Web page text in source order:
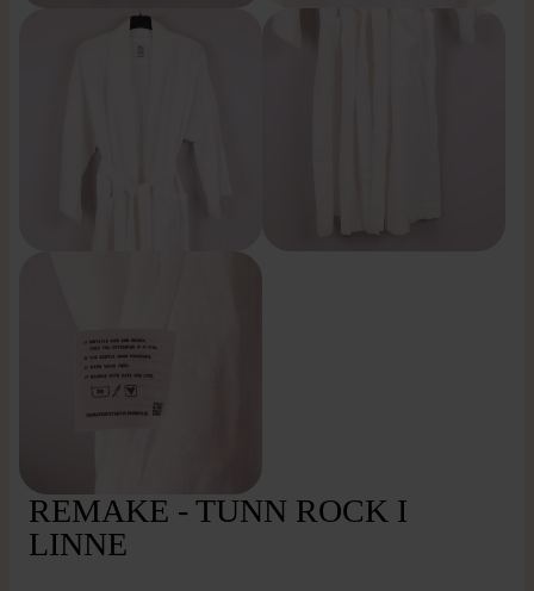
REMAKE - TUNN ROCK I
LINNE